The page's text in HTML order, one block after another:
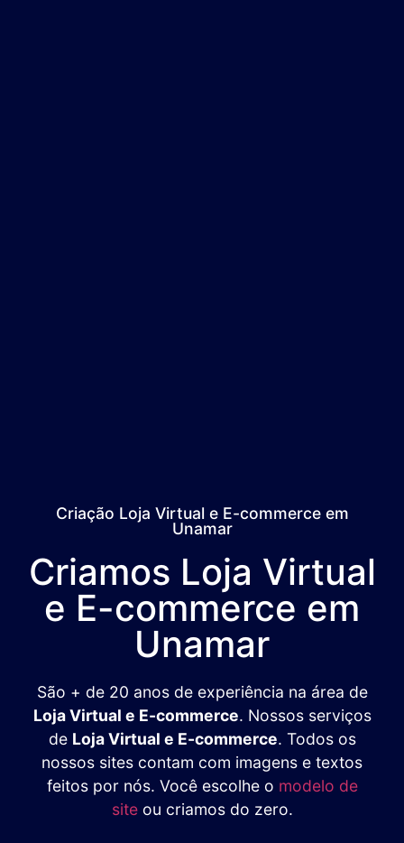
Criação Loja Virtual e E-commerce em
Unamar
Criamos Loja Virtual
e E-commerce em
Unamar
São + de 20 anos de experiência na área de
Loja Virtual e E-commerce. Nossos serviços
de Loja Virtual e E-commerce. Todos os
nossos sites contam com imagens e textos
feitos por nós. Você escolhe o modelo de
siteou criamos do zero.